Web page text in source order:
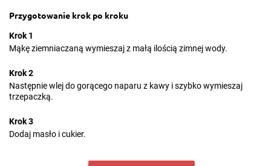
Przygotowanie krok po kroku
Krok 1
Mąkę ziemniaczaną wymieszaj z małą ilością zimnej wody.
Krok 2
Następnie wlej do gorącego naparu z kawy i szybko wymieszaj
trzepaczką.
Krok 3
Dodaj masło i cukier.